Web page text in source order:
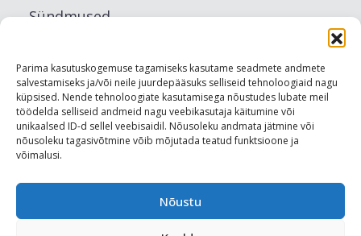
Parima kasutuskogemuse tagamiseks kasutame seadmete andmete
salvestamiseks ja/või neile juurdepääsuks selliseid tehnoloogiaid nagu
küpsised. Nende tehnoloogiate kasutamisega nõustudes lubate meil
töödelda selliseid andmeid nagu veebikasutaja käitumine või
unikaalsed ID-d sellel veebisaidil. Nõusoleku andmata jätmine või
nõusoleku tagasivõtmine võib mõjutada teatud funktsioone ja
võimalusi.
Nõustu
Sündmused
Maitseelamused
Vaatamisväärsused
Visit Tallinn
Turismiprofessionaalile